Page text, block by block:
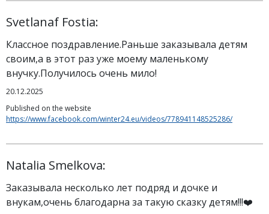
Svetlanaf Fostia:
Классное поздравление.Раньше заказывала детям
своим,а в этот раз уже моему маленькому
внучку.Получилось очень мило!
20.12.2025
Published on the website
https://www.facebook.com/winter24.eu/videos/778941148525286/
Natalia Smelkova:
Заказывала несколько лет подряд и дочке и
внукам,очень благодарна за такую сказку детям!!!❤️